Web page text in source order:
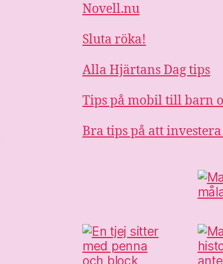
Novell.nu
Sluta röka!
Alla Hjärtans Dag tips
Tips på mobil till barn
Bra tips på att